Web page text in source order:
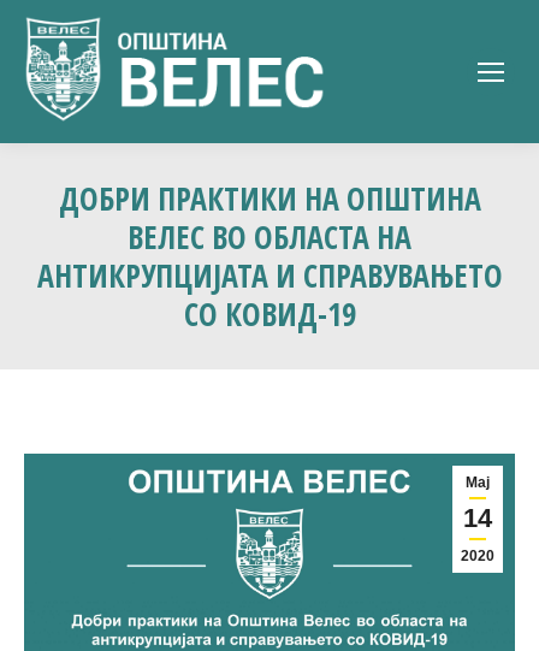
ДОБРИ ПРАКТИКИ НА ОПШТИНА
ВЕЛЕС ВО ОБЛАСТА НА
АНТИКРУПЦИЈАТА И СПРАВУВАЊЕТО
СО КОВИД-19
Мај
14
2020